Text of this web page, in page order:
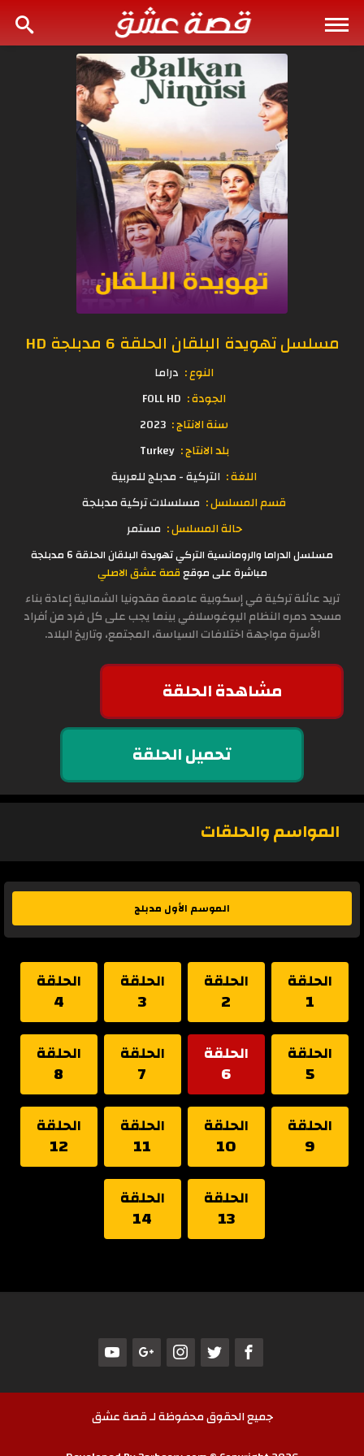
مسلسل تهويدة البلقان الحلقة 6 مدبلجة HD
النوع : دراما
الجودة : FOLL HD
سنة الانتاج : 2023
بلد الانتاج : Turkey
اللغة : التركية - مدبلج للعربية
قسم المسلسل : مسلسلات تركية مدبلجة
حالة المسلسل : مستمر
مسلسل الدراما والرومانسية التركي تهويدة البلقان الحلقة 6 مدبلجة
مباشرة على موقعقصة عشق الاصلي
تريد عائلة تركية في إسكوبية عاصمة مقدونيا الشمالية إعادة بناء
مسجد دمره النظام اليوغوسلافي بينما يجب على كل فرد من أفراد
الأسرة مواجهة اختلافات السياسة، المجتمع، وتاريخ البلاد.
مشاهدة الحلقة
تحميل الحلقة
المواسم والحلقات
الموسم الأول مدبلج
الحلقة
1
الحلقة
2
الحلقة
3
الحلقة
4
الحلقة
5
الحلقة
6
الحلقة
7
الحلقة
8
الحلقة
9
الحلقة
10
الحلقة
11
الحلقة
12
الحلقة
13
الحلقة
14
جميع الحقوق محفوظة لـ قصة عشق